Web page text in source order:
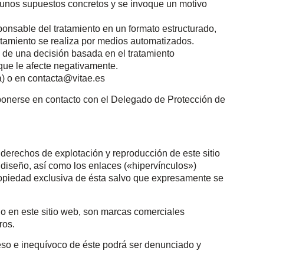
supuestos concretos y se invoque un motivo
del tratamiento en un formato estructurado,
se realiza por medios automatizados.
una decisión basada en el tratamiento
le afecte negativamente.
o en contacta@vitae.es
en contacto con el Delegado de Protección de
de explotación y reproducción de este sitio
así como los enlaces («hipervínculos»)
exclusiva de ésta salvo que expresamente se
en este sitio web, son marcas comerciales
e inequívoco de éste podrá ser denunciado y